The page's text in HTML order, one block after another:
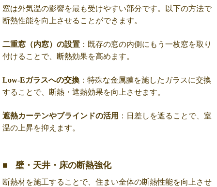
窓は外気温の影響を最も受けやすい部分です。以下の方法で
断熱性能を向上させることができます。
二重窓（内窓）の設置 ：既存の窓の内側にもう一枚窓を取り
付けることで、断熱効果を高めます。
Low-Eガラスへの交換 ：特殊な金属膜を施したガラスに交換
することで、断熱・遮熱効果を向上させます。
遮熱カーテンやブラインドの活用 ：日差しを遮ることで、室
温の上昇を抑えます。
壁・天井・床の断熱強化
断熱材を施工することで、住まい全体の断熱性能を向上させ